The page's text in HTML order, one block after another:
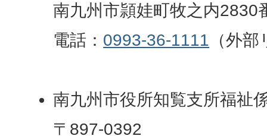
南九州市頴娃町牧之内2830
電話： 0993-36-1111 （外
南九州市役所知覧支所福祉
〒897-0392